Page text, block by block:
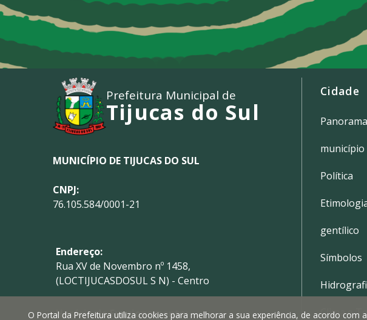
Prefeitura Municipal de
Tijucas do Sul
MUNICÍPIO DE TIJUCAS DO SUL
CNPJ:
76.105.584/0001-21
Endereço:
Rua XV de Novembro nº 1458,
(LOCTIJUCASDOSUL S N) - Centro
Horário de Funcionamento:
Cidade
município
Política
gentílico
Símbolos
Clima e
O Portal da Prefeitura utiliza cookies para melhorar a sua experiência, de acordo com